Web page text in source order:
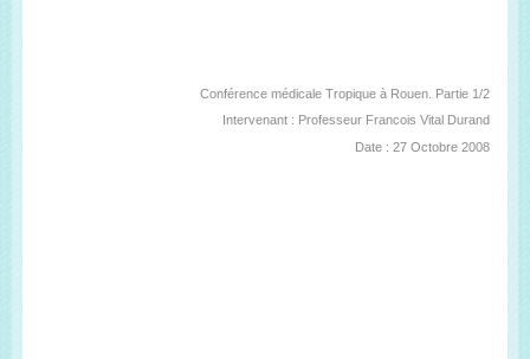
Conférence médicale Tropique à Rouen. Partie 1/2
Intervenant : Professeur Francois Vital Durand
Date : 27 Octobre 2008